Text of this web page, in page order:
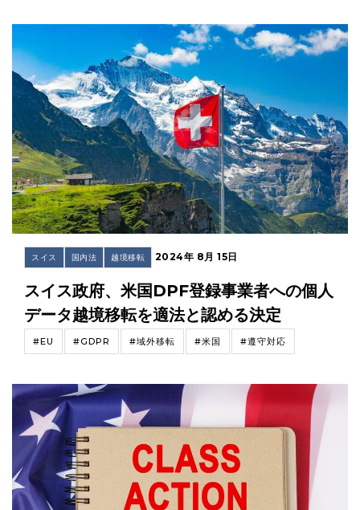
スイス 国内法 越境移転 2024年 8月 15日
スイス政府、米国DPF登録事業者への個人
データ越境移転を適法と認める決定
#EU #GDPR #域外移転 #米国 #遵守対応